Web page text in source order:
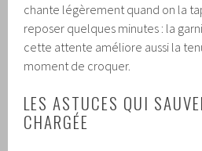
chante légèrement quand on la
reposer quelques minutes : la
cette attente améliore aussi la
moment de croquer.
LES ASTUCES QUI
CHARGÉE